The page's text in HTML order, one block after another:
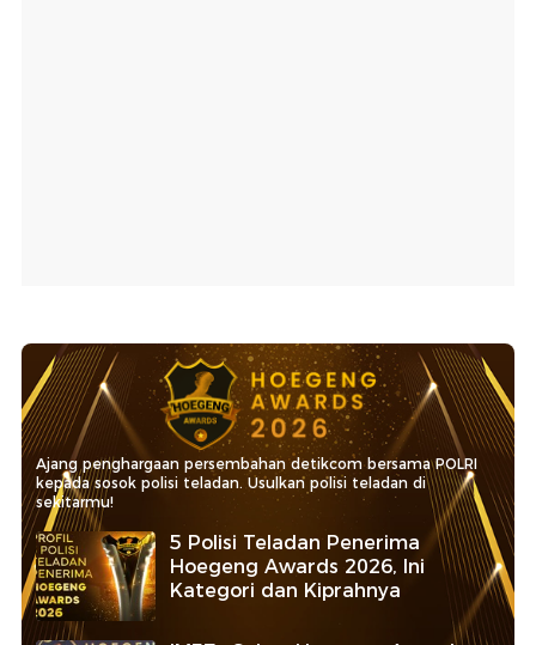
Ajang penghargaan persembahan detikcom bersama POLRI
kepada sosok polisi teladan. Usulkan polisi teladan di
sekitarmu!
5 Polisi Teladan Penerima
Hoegeng Awards 2026, Ini
Kategori dan Kiprahnya